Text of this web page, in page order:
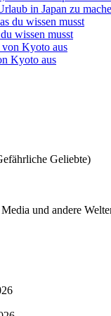
in Japan zu
wissen musst
Kyoto aus